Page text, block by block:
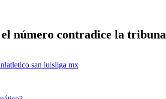
número contradice la tribuna
atletico san luisliga mx